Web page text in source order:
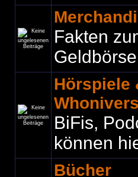
Fakten
Hörspiele
BiFis,
können
Bücher